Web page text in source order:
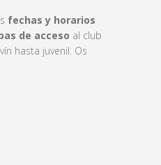
fechas y horarios
de acceso al club
hasta juvenil. Os